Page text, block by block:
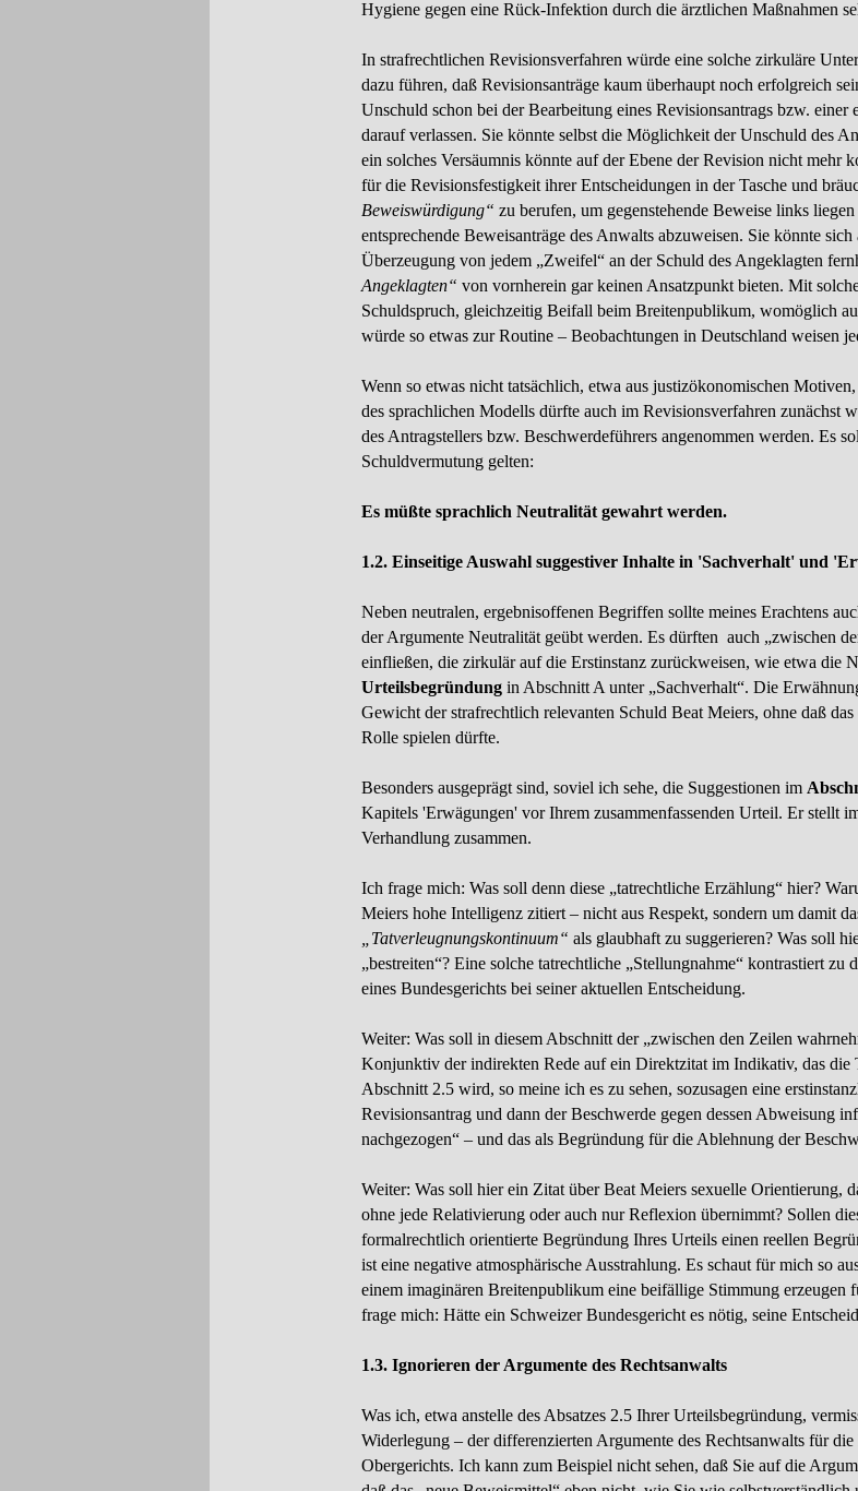
Hygiene gegen eine Rück-Infektion durch die ärztlichen Maßnahmen
In strafrechtlichen Revisionsverfahren würde eine solche zirkuläre
dazu führen, daß Revisionsanträge kaum überhaupt noch erfolgreich
Unschuld schon bei der Bearbeitung eines Revisionsantrags bzw.
darauf verlassen. Sie könnte selbst die Möglichkeit der Unschuld des
ein solches Versäumnis könnte auf der Ebene der Revision nicht mehr
für die Revisionsfestigkeit ihrer Entscheidungen in der Tasche und
Beweiswürdigung“ zu berufen, um gegenstehende Beweise links
entsprechende Beweisanträge des Anwalts abzuweisen. Sie könnte
Überzeugung von jedem „Zweifel“ an der Schuld des Angeklagten
Angeklagten“ von vornherein gar keinen Ansatzpunkt bieten. Mit
Schuldspruch, gleichzeitig Beifall beim Breitenpublikum, womöglich
würde so etwas zur Routine – Beobachtungen in Deutschland weisen
Wenn so etwas nicht tatsächlich, etwa aus justizökonomischen
des sprachlichen Modells dürfte auch im Revisions­verfahren zunächst
des Antragstellers bzw. Beschwerdeführers angenommen werden. Es
Schuldvermutung gelten:
Es müßte sprachlich Neutralität gewahrt werden.
1.2. Einseitige Auswahl suggestiver Inhalte in 'Sachverhalt' und
Neben neutralen, ergebnisoffenen Begriffen sollte meines Erachtens
der Argumente Neutralität geübt werden. Es dürften auch „zwischen
einfließen, die zirkulär auf die Erstinstanz zurückweisen, wie etwa die
Urteilsbegründung in Abschnitt A unter „Sachverhalt“. Die
Gewicht der strafrechtlich relevanten Schuld Beat Meiers, ohne daß
Rolle spielen dürfte.
Besonders ausgeprägt sind, soviel ich sehe, die Suggestionen im
Kapitels 'Erwägungen' vor Ihrem zusammen­fassenden Urteil. Er stellt
Verhandlung zusammen.
Ich frage mich: Was soll denn diese „tatrechtliche Erzählung“ hier?
Meiers hohe Intelligenz zitiert – nicht aus Respekt, sondern um damit
„Tatverleugnungskontinuum“ als glaubhaft zu suggerieren? Was soll
„bestreiten“? Eine solche tatrechtliche „Stellungnahme“ kon­trastiert zu
eines Bundesgerichts bei seiner aktuellen Ent­scheidung.
Weiter: Was soll in diesem Abschnitt der „zwischen den Zeilen
Konjunktiv der indirekten Rede auf ein Direktzitat im Indikativ, das die
Abschnitt 2.5 wird, so meine ich es zu sehen, sozusagen eine
Revisionsantrag und dann der Beschwerde gegen dessen Abweisung
nachgezogen“ – und das als Begründung für die Ablehnung der
Weiter: Was soll hier ein Zitat über Beat Meiers sexuelle Orientierung,
ohne jede Relativierung oder auch nur Reflexion übernimmt? Sollen
formalrechtlich orientierte Begründung Ihres Urteils einen reellen
ist eine negative atmosphärische Ausstrahlung. Es schaut für mich so
einem imaginären Breiten­publikum eine beifällige Stimmung
frage mich: Hätte ein Schweizer Bundesgericht es nötig, seine
1.3. Ignorieren der Argumente des Rechtsanwalts
Was ich, etwa anstelle des Absatzes 2.5 Ihrer Urteilsbegründung,
Widerlegung – der differenzierten Argumente des Rechtsanwalts für
Obergerichts. Ich kann zum Beispiel nicht sehen, daß Sie auf die